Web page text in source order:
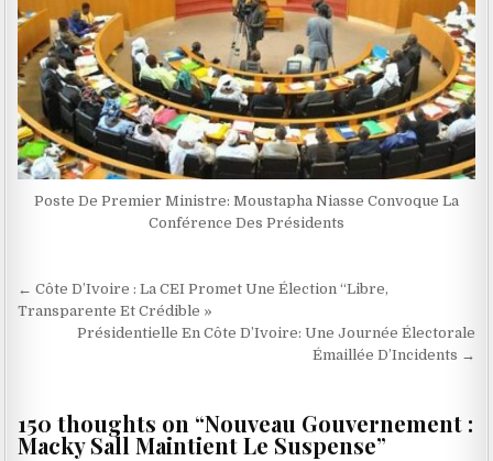
Poste De Premier Ministre: Moustapha Niasse Convoque La
Conférence Des Présidents
Navigation
de
← Côte D’Ivoire : La CEI Promet Une Élection “Libre,
Transparente Et Crédible »
Présidentielle En Côte D’Ivoire: Une Journée Électorale
Émaillée D’Incidents →
150 thoughts on “Nouveau Gouvernement :
Macky Sall Maintient Le Suspense”